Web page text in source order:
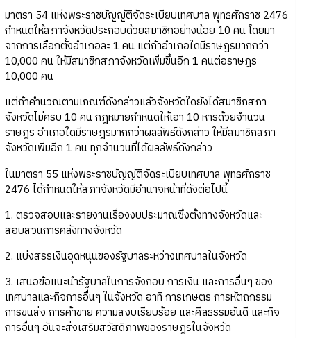
มาตรา 54 แห่งพระราชบัญญัติจัดระเบียบเทศบาล พุทธศักราช 2476
กำหนดให้สภาจังหวัดประกอบด้วยสมาชิกอย่างน้อย 10 คน โดยมา
จากการเลือกตั้งอำเภอละ 1 คน แต่ถ้าอำเภอใดมีราษฎรมากกว่า
10,000 คน ให้มีสมาชิกสภาจังหวัดเพิ่มขึ้นอีก 1 คนต่อราษฎร
10,000 คน
แต่ถ้าคำนวณตามเกณฑ์ดังกล่าวแล้วจังหวัดใดยังได้สมาชิกสภา
จังหวัดไม่ครบ 10 คน กฎหมายกำหนดให้เอา 10 หารด้วยจำนวน
ราษฎร อำเภอใดมีราษฎรมากกว่าผลลัพธ์ดังกล่าว ให้มีสมาชิกสภา
จังหวัดเพิ่มอีก 1 คน ทุกจำนวนที่ได้ผลลัพธ์ดังกล่าว
ในมาตรา 55 แห่งพระราชบัญญัติจัดระเบียบเทศบาล พุทธศักราช
2476 ได้กำหนดให้สภาจังหวัดมีอำนาจหน้าที่ดังต่อไปนี้
1. ตรวจสอบและรายงานเรื่องงบประมาณซึ่งตั้งทางจังหวัดและ
สอบสวนการคลังทางจังหวัด
2. แบ่งสรรเงินอุดหนุนของรัฐบาลระหว่างเทศบาลในจังหวัด
3. เสนอข้อแนะนำรัฐบาลในการจังกอบ การเงิน และการอื่นๆ ของ
เทศบาลและกิจการอื่นๆ ในจังหวัด อาทิ การเกษตร การหัตถกรรม
การขนส่ง การค้าขาย ความสงบเรียบร้อย และศีลธรรมอันดี และกิจ
การอื่นๆ อันจะส่งเสริมสวัสดิภาพของราษฎรในจังหวัด